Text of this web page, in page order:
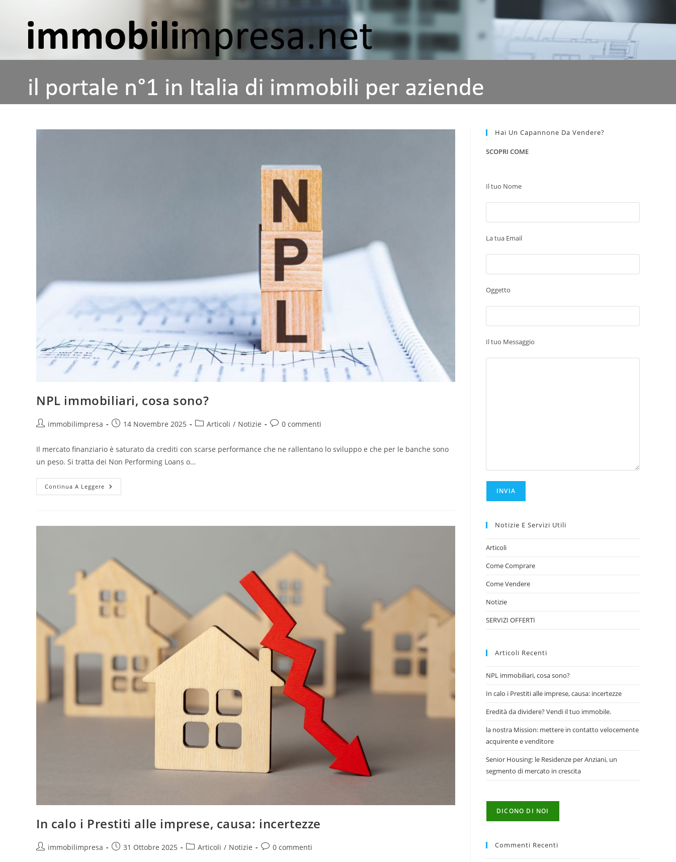
NPL immobiliari, cosa sono?
Autoreimmobilimpresa
Articolo14 Novembre 2025
Categoria
Articoli / Notizie
Commenti
0 commenti
Il mercato finanziario è saturato da crediti con scarse performance che ne rallentano lo sviluppo e che per le banche sono
un peso. Si tratta dei Non Performing Loans o…
Continua A Leggere NPL
Immobiliari,
In calo i Prestiti alle imprese, causa: incertezze
Autoreimmobilimpresa
Articolo31 Ottobre 2025
Categoria
Articoli / Notizie
Commenti
0 commenti
Hai Un Capannone Da Vendere?
SCOPRI COME
Il tuo Nome
La tua Email
Oggetto
Il tuo Messaggio
Notizie E Servizi Utili
Articoli
Come Comprare
Come Vendere
Notizie
SERVIZI OFFERTI
Articoli Recenti
NPL immobiliari, cosa sono?
In calo i Prestiti alle imprese, causa: incertezze
Eredità da dividere? Vendi il tuo immobile.
la nostra Mission: mettere in contatto velocemente
acquirente e venditore
Senior Housing: le Residenze per Anziani, un
segmento di mercato in crescita
DICONO DI NOI
Commenti Recenti